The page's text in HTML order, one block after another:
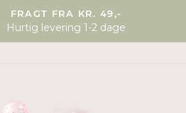
FRAGT FRA KR. 49,-
Hurtig levering 1-2 dage